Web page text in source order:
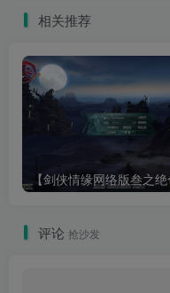
相关推荐
评论 抢沙发